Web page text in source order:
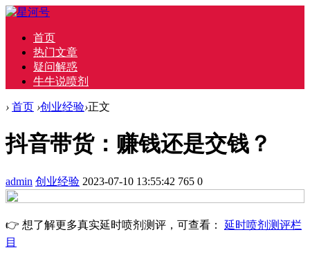
首页
热门文章
疑问解惑
牛牛说喷剂
› 首页 ›创业经验›正文
抖音带货：赚钱还是交钱？
admin 创业经验 2023-07-10 13:55:42 765 0
👉 想了解更多真实延时喷剂测评，可查看： 延时喷剂测评栏
目